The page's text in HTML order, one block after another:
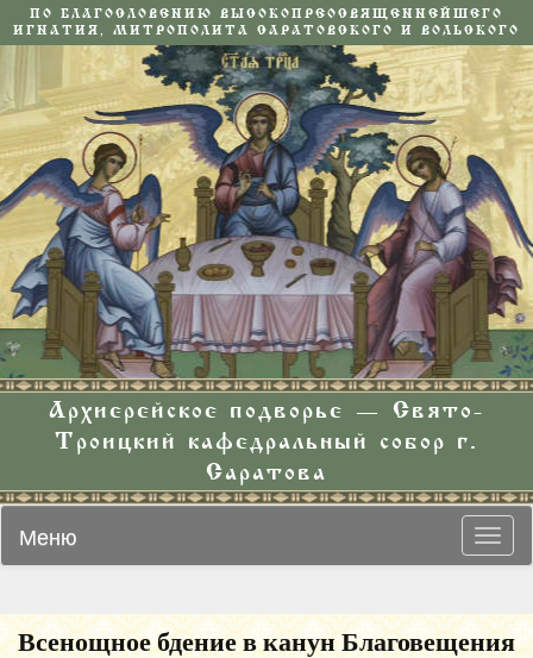
ПО БЛАГОСЛОВЕНИЮ ВЫСОКОПРЕОСВЯЩЕННЕЙШЕГО
ИГНАТИЯ, МИТРОПОЛИТА САРАТОВСКОГО И ВОЛЬСКОГО
Архиерейское подворье — Свято-
Троицкий кафедральный собор г.
Саратова
Меню
Всенощное бдение в канун Благовещения